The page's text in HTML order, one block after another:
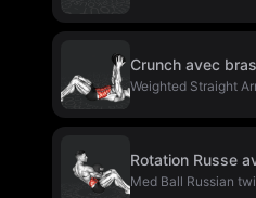
Crunch avec
Weighted Straight
Rotation Russe
Med Ball Russian